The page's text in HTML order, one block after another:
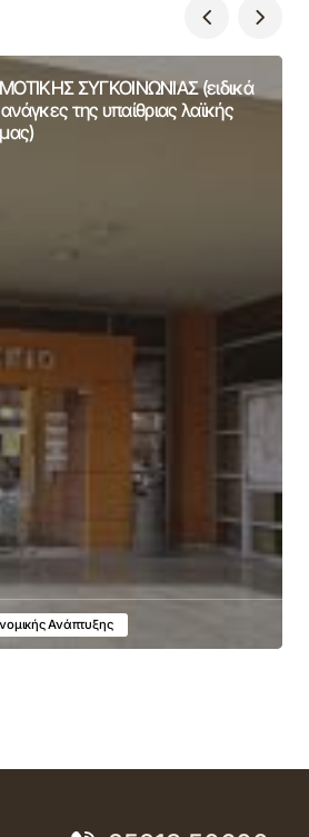
ΣΥΓΚΟΙΝΩΝΙΑΣ (ειδικά
ανάγκες της υπαίθριας λαϊκής
Ανάπτυξης